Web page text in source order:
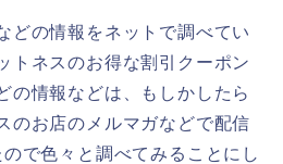
どの情報をネットで調べてい
トネスのお得な割引クーポン
の情報などは、もしかしたら
のお店のメルマガなどで配信
で色々と調べてみることにし